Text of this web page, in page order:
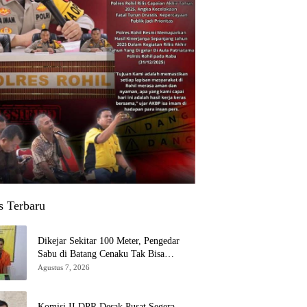
Terbaru
Dikejar Sekitar 100 Meter, Pengedar
Sabu di Batang Cenaku Tak Bisa
Mengelak
Agustus 7, 2026